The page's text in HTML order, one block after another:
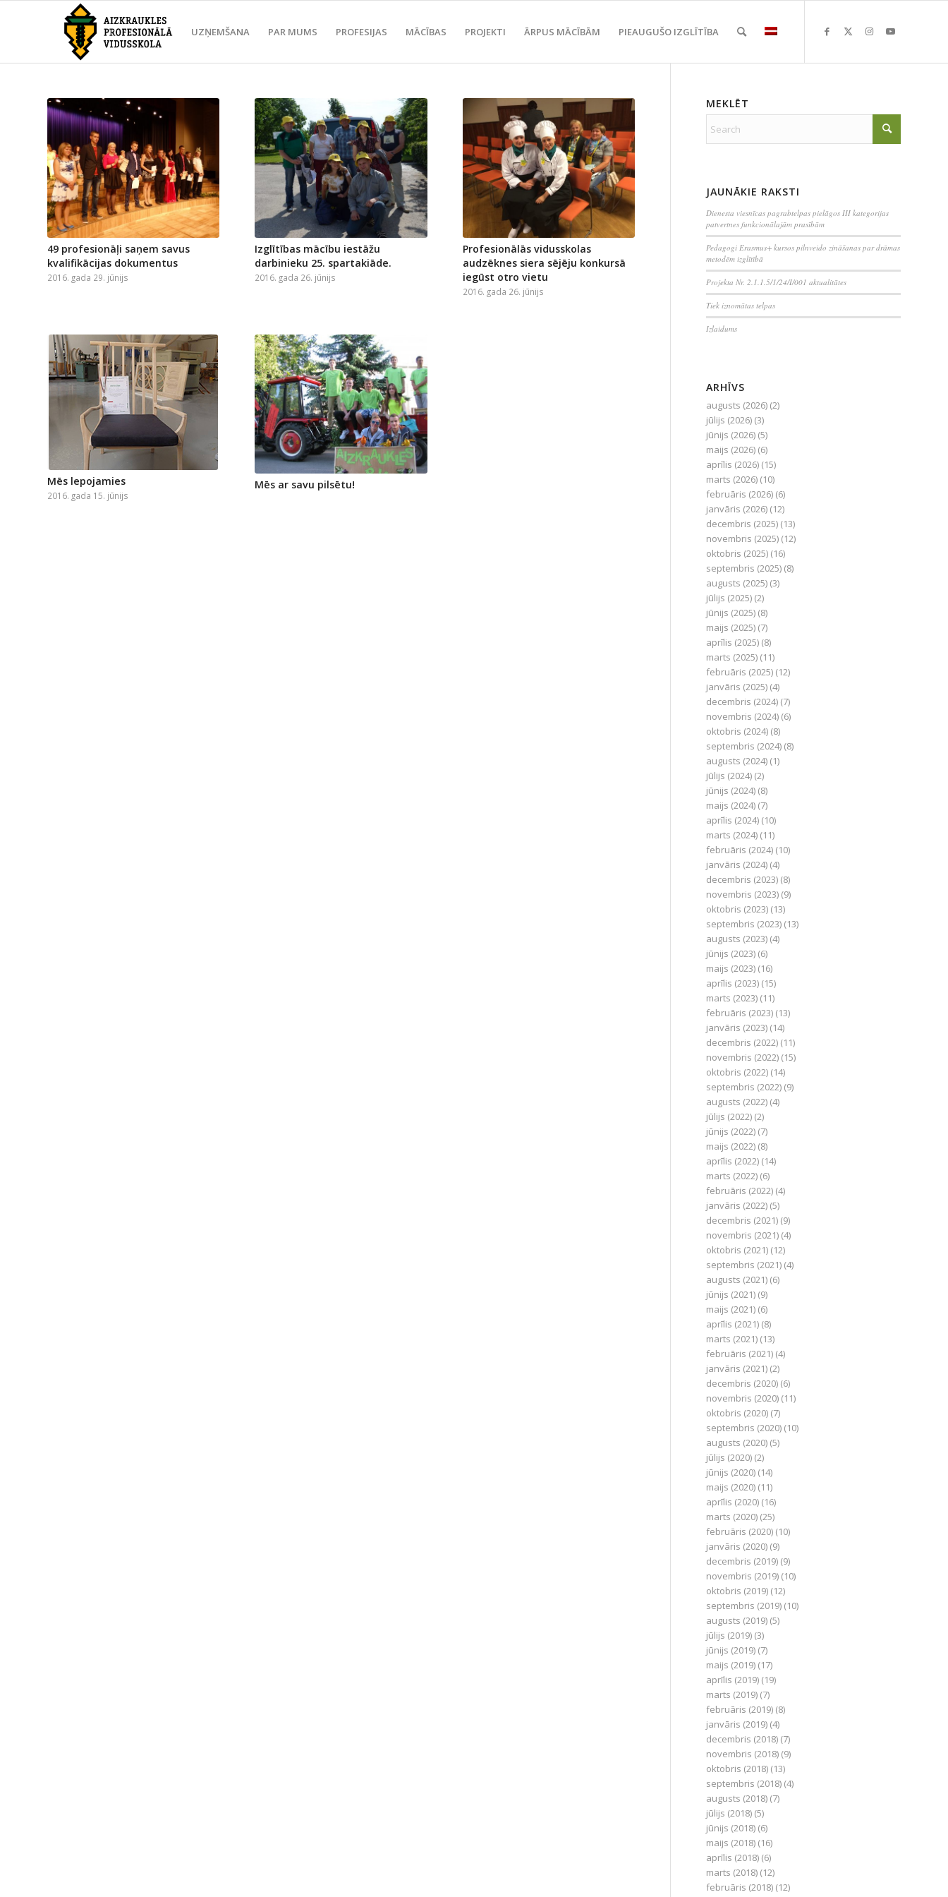
UZŅEMŠANA PAR MUMS PROFESIJAS MĀCĪBAS PROJEKTI ĀRPUS MĀCĪBĀM PIEAUGUŠO IZGLĪTĪBA
49 profesionāļi saņem savus
kvalifikācijas dokumentus
2016. gada 29. jūnijs
Izglītības mācību iestāžu
darbinieku 25. spartakiāde.
2016. gada 26. jūnijs
Profesionālās vidusskolas
audzēknes siera sējēju konkursā
iegūst otro vietu
2016. gada 26. jūnijs
Mēs lepojamies
2016. gada 15. jūnijs
Mēs ar savu pilsētu!
MEKLĒT
JAUNĀKIE RAKSTI
Dienesta viesnīcas pagrabtelpas pielāgos III kategorijas
patvertnes funkcionālajām prasībām
Pedagogi Erasmus+ kursos pilnveido zināšanas par drāmas
metodēm izglītībā
Projekta Nr. 2.1.1.5/1/24/I/001 aktualitātes
Tiek iznomātas telpas
Izlaidums
ARHĪVS
augusts (2026) (2)
jūlijs (2026) (3)
jūnijs (2026) (5)
maijs (2026) (6)
aprīlis (2026) (15)
marts (2026) (10)
februāris (2026) (6)
janvāris (2026) (12)
decembris (2025) (13)
novembris (2025) (12)
oktobris (2025) (16)
septembris (2025) (8)
augusts (2025) (3)
jūlijs (2025) (2)
jūnijs (2025) (8)
maijs (2025) (7)
aprīlis (2025) (8)
marts (2025) (11)
februāris (2025) (12)
janvāris (2025) (4)
decembris (2024) (7)
novembris (2024) (6)
oktobris (2024) (8)
septembris (2024) (8)
augusts (2024) (1)
jūlijs (2024) (2)
jūnijs (2024) (8)
maijs (2024) (7)
aprīlis (2024) (10)
marts (2024) (11)
februāris (2024) (10)
janvāris (2024) (4)
decembris (2023) (8)
novembris (2023) (9)
oktobris (2023) (13)
septembris (2023) (13)
augusts (2023) (4)
jūnijs (2023) (6)
maijs (2023) (16)
aprīlis (2023) (15)
marts (2023) (11)
februāris (2023) (13)
janvāris (2023) (14)
decembris (2022) (11)
novembris (2022) (15)
oktobris (2022) (14)
septembris (2022) (9)
augusts (2022) (4)
jūlijs (2022) (2)
jūnijs (2022) (7)
maijs (2022) (8)
aprīlis (2022) (14)
marts (2022) (6)
februāris (2022) (4)
janvāris (2022) (5)
decembris (2021) (9)
novembris (2021) (4)
oktobris (2021) (12)
septembris (2021) (4)
augusts (2021) (6)
jūnijs (2021) (9)
maijs (2021) (6)
aprīlis (2021) (8)
marts (2021) (13)
februāris (2021) (4)
janvāris (2021) (2)
decembris (2020) (6)
novembris (2020) (11)
oktobris (2020) (7)
septembris (2020) (10)
augusts (2020) (5)
jūlijs (2020) (2)
jūnijs (2020) (14)
maijs (2020) (11)
aprīlis (2020) (16)
marts (2020) (25)
februāris (2020) (10)
janvāris (2020) (9)
decembris (2019) (9)
novembris (2019) (10)
oktobris (2019) (12)
septembris (2019) (10)
augusts (2019) (5)
jūlijs (2019) (3)
jūnijs (2019) (7)
maijs (2019) (17)
aprīlis (2019) (19)
marts (2019) (7)
februāris (2019) (8)
janvāris (2019) (4)
decembris (2018) (7)
novembris (2018) (9)
oktobris (2018) (13)
septembris (2018) (4)
augusts (2018) (7)
jūlijs (2018) (5)
jūnijs (2018) (6)
maijs (2018) (16)
aprīlis (2018) (6)
marts (2018) (12)
februāris (2018) (12)